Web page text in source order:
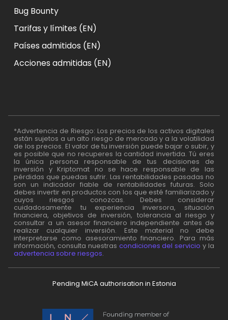
Bug Bounty
Tarifas y límites (EN)
Países admitidos (EN)
Acciones admitidas (EN)
*Advertencia de Riesgo: Los precios de los activos digitales
están sujetos a un alto riesgo de mercado y a la volatilidad
de los precios. El valor de tu inversión puede bajar o subir, y
es posible que no recuperes la cantidad invertida. Tú eres
la única persona responsable de tus decisiones de
inversión y Kriptomat no se hace responsable de las
pérdidas que puedas sufrir. Las rentabilidades pasadas no
son un indicador fiable de rentabilidades futuras. Solo
debes invertir en productos con los que esté familiarizado y
cuyos riesgos conozcas. Debes considerar
cuidadosamente tu experiencia inversora, situación
financiera, objetivos de inversión, tolerancia al riesgo y
consultar a un asesor financiero independiente antes de
realizar cualquier inversión. Este material no debe
interpretarse como asesoramiento financiero. Para más
información, consulta nuestras condiciones del servicio y la
advertencia sobre riesgos.
Pending MiCA authorisation in Estonia